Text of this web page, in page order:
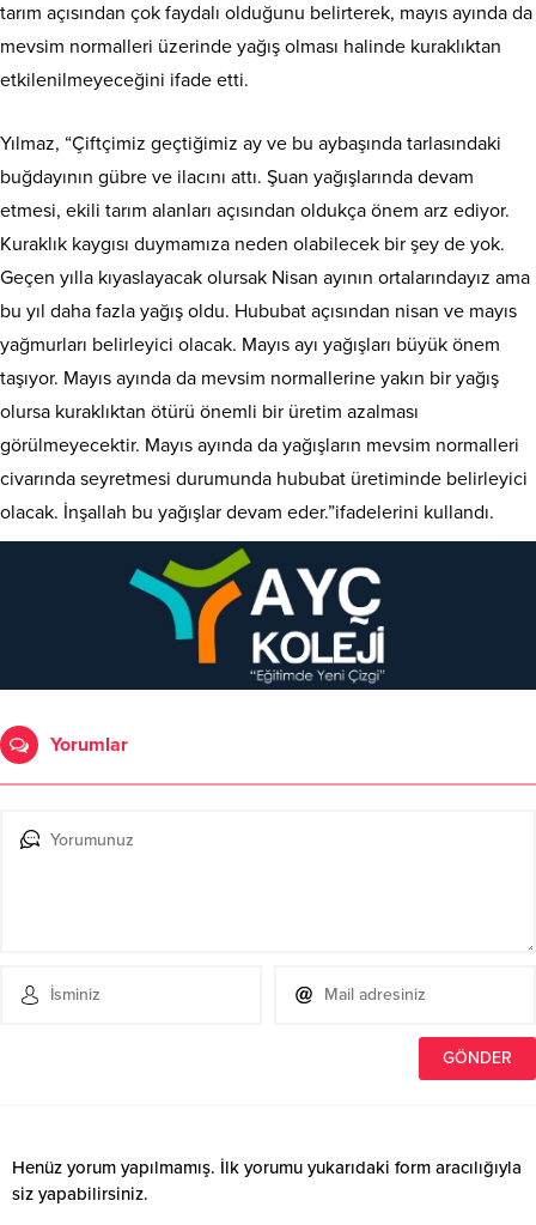
tarım açısından çok faydalı olduğunu belirterek, mayıs ayında da
mevsim normalleri üzerinde yağış olması halinde kuraklıktan
etkilenilmeyeceğini ifade etti.
Yılmaz, “Çiftçimiz geçtiğimiz ay ve bu aybaşında tarlasındaki
buğdayının gübre ve ilacını attı. Şuan yağışlarında devam
etmesi, ekili tarım alanları açısından oldukça önem arz ediyor.
Kuraklık kaygısı duymamıza neden olabilecek bir şey de yok.
Geçen yılla kıyaslayacak olursak Nisan ayının ortalarındayız ama
bu yıl daha fazla yağış oldu. Hububat açısından nisan ve mayıs
yağmurları belirleyici olacak. Mayıs ayı yağışları büyük önem
taşıyor. Mayıs ayında da mevsim normallerine yakın bir yağış
olursa kuraklıktan ötürü önemli bir üretim azalması
görülmeyecektir. Mayıs ayında da yağışların mevsim normalleri
civarında seyretmesi durumunda hububat üretiminde belirleyici
olacak. İnşallah bu yağışlar devam eder.”ifadelerini kullandı.
Yorumlar
Henüz yorum yapılmamış. İlk yorumu yukarıdaki form aracılığıyla
siz yapabilirsiniz.